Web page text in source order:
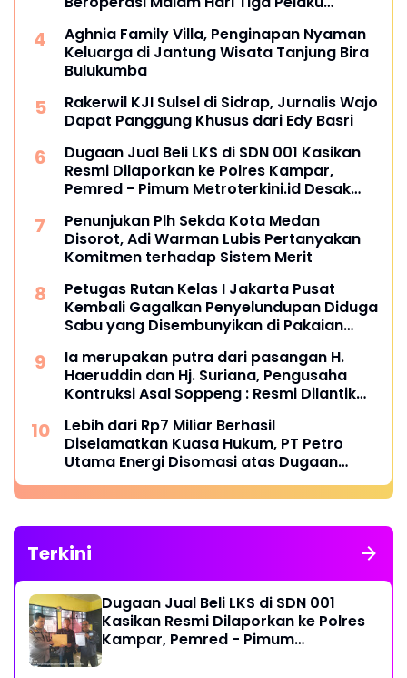
Aghnia Family Villa, Penginapan Nyaman
Keluarga di Jantung Wisata Tanjung Bira
Bulukumba
Rakerwil KJI Sulsel di Sidrap, Jurnalis Wajo
Dapat Panggung Khusus dari Edy Basri
Dugaan Jual Beli LKS di SDN 001 Kasikan
Resmi Dilaporkan ke Polres Kampar,
Pemred - Pimum Metroterkini.id Desak
Penunjukan Plh Sekda Kota Medan
Disorot, Adi Warman Lubis Pertanyakan
Komitmen terhadap Sistem Merit
Petugas Rutan Kelas I Jakarta Pusat
Kembali Gagalkan Penyelundupan Diduga
Sabu yang Disembunyikan di Pakaian
Ia merupakan putra dari pasangan H.
Haeruddin dan Hj. Suriana, Pengusaha
Kontruksi Asal Soppeng : Resmi Dilantik
Lebih dari Rp7 Miliar Berhasil
Diselamatkan Kuasa Hukum, PT Petro
Utama Energi Disomasi atas Dugaan
Wanprestasi Pembayaran Success Fee
Terkini
Dugaan Jual Beli LKS di SDN 001
Kasikan Resmi Dilaporkan ke Polres
Kampar, Pemred - Pimum